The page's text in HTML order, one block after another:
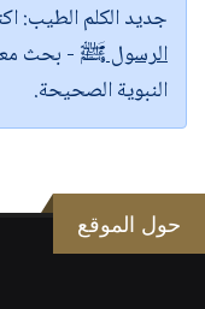
جديد الكلم الطيب:
الرسول ﷺ - بحث
النبوية الصحيحة.
حول الموقع